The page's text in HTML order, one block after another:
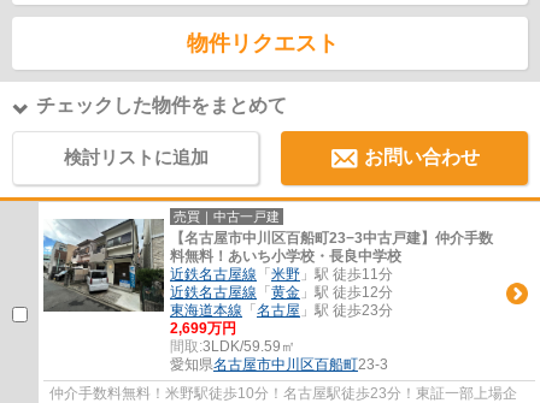
物件リクエスト
チェックした物件をまとめて
検討リストに追加 お問い合わせ
売買｜中古一戸建
【名古屋市中川区百船町23−3中古戸建】仲介手数
料無料！あいち小学校・長良中学校
近鉄名古屋線 「 米野 」駅 徒歩11分
近鉄名古屋線 「 黄金 」駅 徒歩12分
東海道本線 「 名古屋 」駅 徒歩23分
2,699万円
間取:3LDK/59.59㎡
愛知県名古屋市中川区百船町23-3
仲介手数料無料！米野駅徒歩10分！名古屋駅徒歩23分！東証一部上場企